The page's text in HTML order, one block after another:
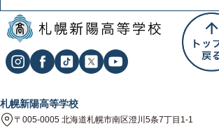
札幌新陽高等学校
〒005-0005 北海道札幌市南区澄川5条7丁目1-1